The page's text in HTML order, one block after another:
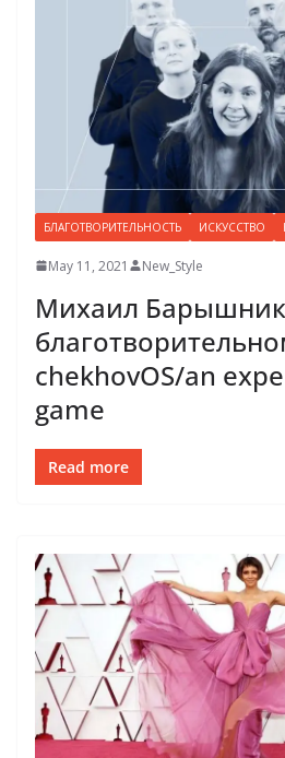
БЛАГОТВОРИТЕЛЬНОСТЬ ИСКУССТВО
May 11, 2021 New_Style
Михаил
chekhovOS/an
game
Read more